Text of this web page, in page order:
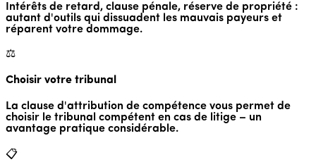
Intérêts de retard, clause pénale, réserve de propriété :
autant d'outils qui dissuadent les mauvais payeurs et
réparent votre dommage.
⚖️
Choisir votre tribunal
La clause d'attribution de compétence vous permet de
choisir le tribunal compétent en cas de litige – un
avantage pratique considérable.
📋